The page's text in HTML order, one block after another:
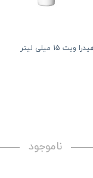
15 میلی لیتر
ناموجود